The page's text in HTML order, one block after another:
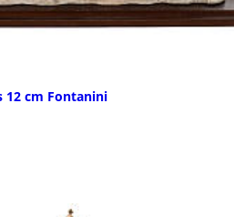
12 cm Fontanini